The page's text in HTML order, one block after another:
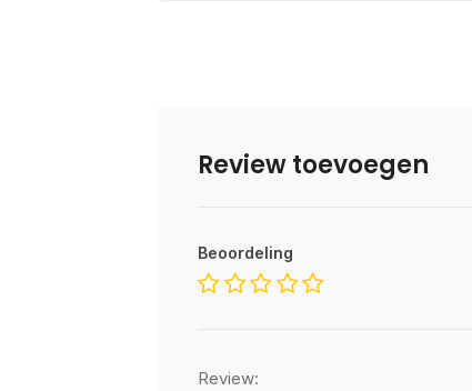
Review toevoegen
Beoordeling
Review: